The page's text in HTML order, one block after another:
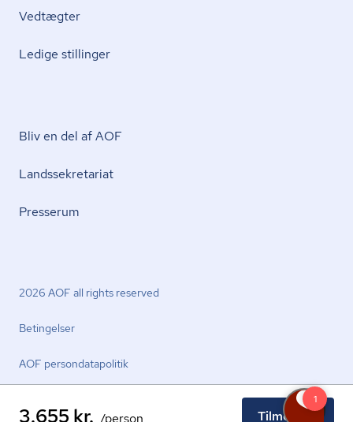
3.655 kr. /person Tilmeld nu
Vedtægter
Ledige stillinger
Bliv en del af AOF
Lands­se­kre­ta­ri­at
Presserum
2026 AOF all rights reserved
Betingelser
AOF per­son­da­ta­po­li­tik